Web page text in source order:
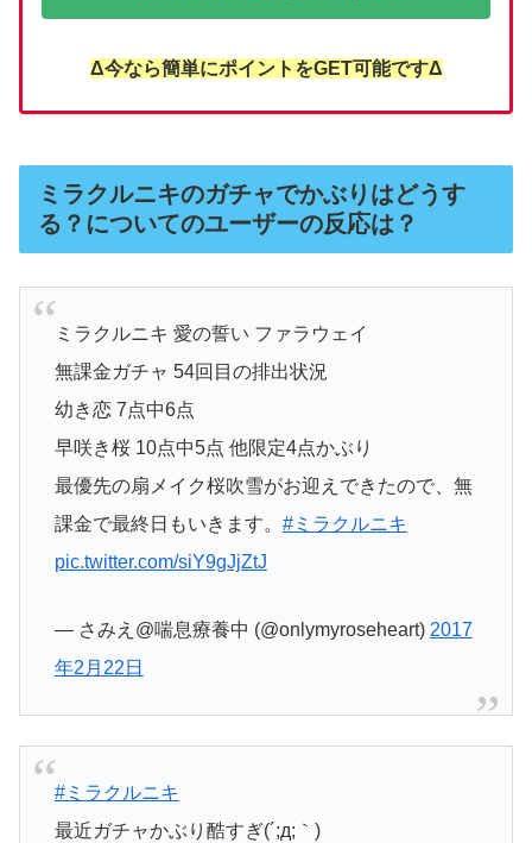
Δ今なら簡単にポイントをGET可能ですΔ
ミラクルニキのガチャでかぶりはどうす
る？についてのユーザーの反応は？
ミラクルニキ 愛の誓い ファラウェイ
無課金ガチャ 54回目の排出状況
幼き恋 7点中6点
早咲き桜 10点中5点 他限定4点かぶり
最優先の扇メイク桜吹雪がお迎えできたので、無
課金で最終日もいきます。 #ミラクルニキ
pic.twitter.com/siY9gJjZtJ
— さみえ@喘息療養中 (@onlymyroseheart) 2017
年2月22日
#ミラクルニキ
最近ガチャかぶり酷すぎ(´;д;｀)